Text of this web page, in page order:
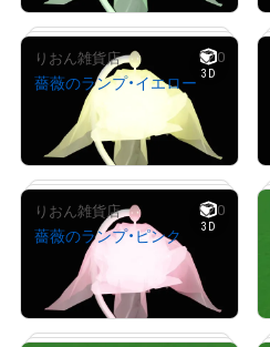
# 1/100
# 1/100
3D
りおん雑貨店 0
薔薇のランプ・イエロー
2,000 ($
Primary Sale
3D
りおん雑貨店 0
薔薇のランプ・ピンク
2,000 ($
Primary Sale